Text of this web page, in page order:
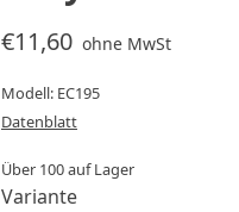
€11,60 ohne MwSt
Modell: EC195
Datenblatt
Über 100 auf Lager
Variante